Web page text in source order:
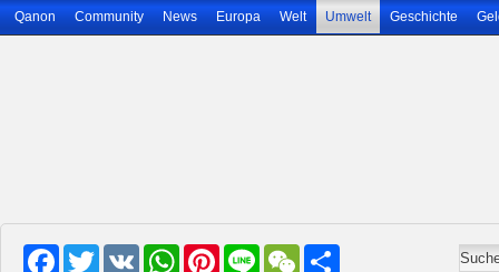
Qanon Community News Europa Welt Umwelt Geschichte
Facebook
Twitter VK WhatsAppPinterestLine WeChat